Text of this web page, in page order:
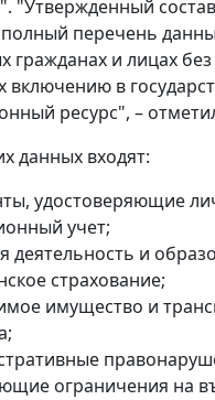
". "Утвержденный
перечень
гражданах и лицах
включению в
ресурс", –
данных входят:
удостоверяющие
учет;
деятельность и
страхование;
имущество и
ограничения на